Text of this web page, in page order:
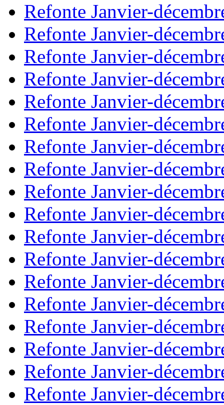
Refonte Janvier-
Refonte Janvier-
Refonte Janvier-
Refonte Janvier-
Refonte Janvier-
Refonte Janvier-
Refonte Janvier-
Refonte Janvier-
Refonte Janvier-
Refonte Janvier-
Refonte Janvier-
Refonte Janvier-
Refonte Janvier-
Refonte Janvier-
Refonte Janvier-
Refonte Janvier-
Refonte Janvier-
Refonte Janvier-